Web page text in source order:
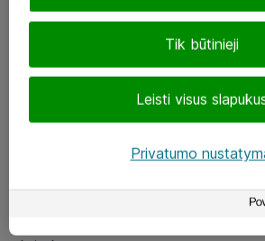
LinkedIn
Tik būtinieji
Leisti visus
Privatumo